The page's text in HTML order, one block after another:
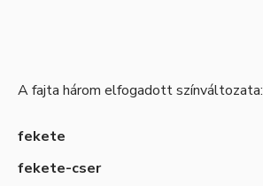
A fajta három elfogadott színváltozata:
fekete
fekete-cser